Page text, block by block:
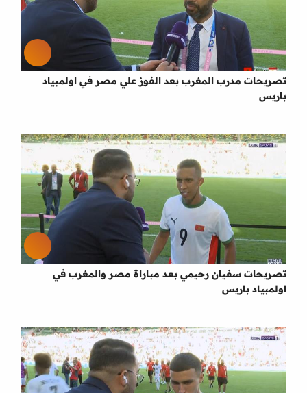
تصريحات مدرب المغرب بعد الفوز علي مصر في اولمبياد
باريس
تصريحات سفيان رحيمي بعد مباراة مصر والمغرب في
اولمبياد باريس